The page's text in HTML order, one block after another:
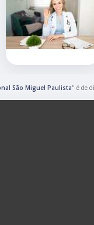
São Miguel Paulista" é de